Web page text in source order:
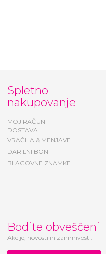
nakupovanje
DOSTAVA
VRAČILA & MENJAVE
DARILNI BONI
BLAGOVNE ZNAMKE
Akcije, novosti in zanimivosti.
Prijavite se na e-novice